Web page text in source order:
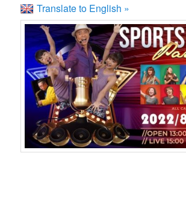
ツ
へ
移
動
Translate to English »